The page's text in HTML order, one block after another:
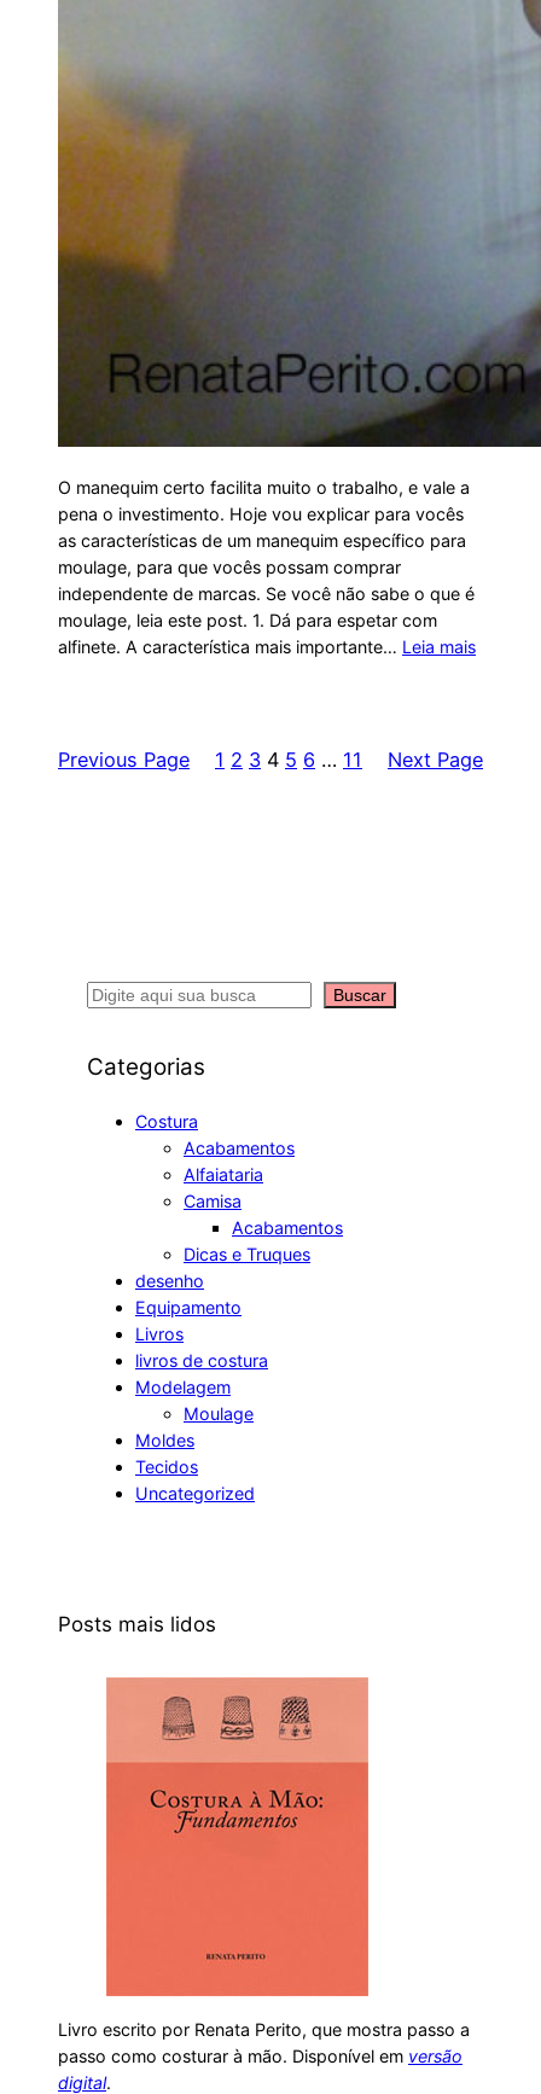
O manequim certo facilita muito o trabalho, e vale a
pena o investimento. Hoje vou explicar para vocês
as características de um manequim específico para
moulage, para que vocês possam comprar
independente de marcas. Se você não sabe o que é
moulage, leia este post. 1. Dá para espetar com
alfinete. A característica mais importante… Leia mais
Previous Page 1 2 3 4 5 6 … 11 Next Page
S
a
Buscar
Categorias
Costura
Acabamentos
Alfaiataria
Camisa
Acabamentos
Dicas e Truques
desenho
Equipamento
Livros
livros de costura
Modelagem
Moulage
Moldes
Tecidos
Uncategorized
Posts mais lidos
Livro escrito por Renata Perito, que mostra passo a
passo como costurar à mão. Disponível em versão
digital.